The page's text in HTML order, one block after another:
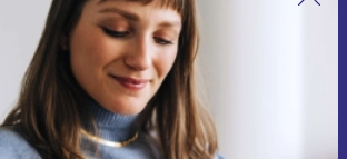
Liity ensimmäistä kertaa uutiskirjeen
tilaajaksi ja säästä 15 €!
Älä missaa enää yhtäkään tarjousta.